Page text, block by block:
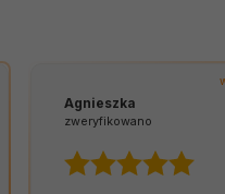
Agnieszka
zweryfikowano